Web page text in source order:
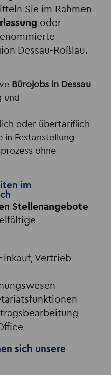
Sie im Rahmen
oder
Dessau-Roßlau.
Bürojobs in Dessau
und
oder übertariflich
in Festanstellung
ohne
im
Stellenangebote
Vertrieb
sich unsere